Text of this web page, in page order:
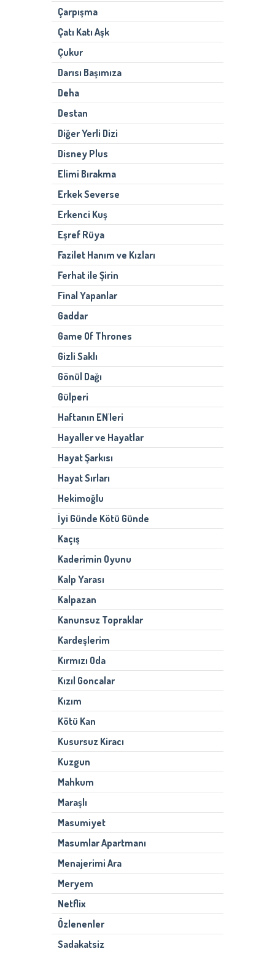
Çarpışma
Çatı Katı Aşk
Çukur
Darısı Başımıza
Deha
Destan
Diğer Yerli Dizi
Disney Plus
Elimi Bırakma
Erkek Severse
Erkenci Kuş
Eşref Rüya
Fazilet Hanım ve Kızları
Ferhat ile Şirin
Final Yapanlar
Gaddar
Game Of Thrones
Gizli Saklı
Gönül Dağı
Gülperi
Haftanın EN'leri
Hayaller ve Hayatlar
Hayat Şarkısı
Hayat Sırları
Hekimoğlu
İyi Günde Kötü Günde
Kaçış
Kaderimin Oyunu
Kalp Yarası
Kalpazan
Kanunsuz Topraklar
Kardeşlerim
Kırmızı Oda
Kızıl Goncalar
Kızım
Kötü Kan
Kusursuz Kiracı
Kuzgun
Mahkum
Maraşlı
Masumiyet
Masumlar Apartmanı
Menajerimi Ara
Meryem
Netflix
Özlenenler
Sadakatsiz